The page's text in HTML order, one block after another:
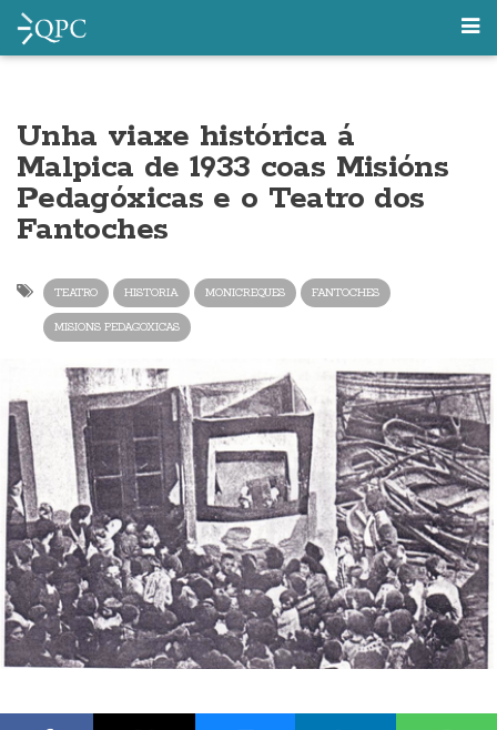
Unha viaxe histórica á
Malpica de 1933 coas Misións
Pedagóxicas e o Teatro dos
Fantoches
TEATRO HISTORIA MONICREQUES FANTOCHES
MISIONS PEDAGOXICAS